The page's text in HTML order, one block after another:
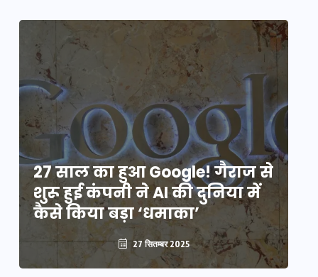
27 साल का हुआ Google! गैराज से
शुरू हुई कंपनी ने AI की दुनिया में
कैसे किया बड़ा ‘धमाका’
27 सितम्बर 2025